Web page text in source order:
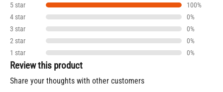
5 star
100%
4 star
0%
3 star
0%
2 star
0%
1 star
0%
Review this product
Share your thoughts with other customers